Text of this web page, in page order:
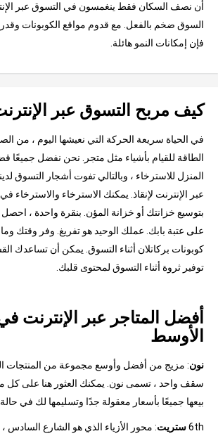
أن نصف السكان فقط ينغمسون في التسوق عبر
السوق ضخم بالفعل. مع قدوم مواقع الكوبونات
فإن إمكانات النمو هائلة.
كيف مربح التسوق عبر
في الحياة سريعة الحركة التي نعيشها اليوم ، من
الطاقة للقيام بأشياء مثل متجر. نحن نفضل جميعًا
المنزل للاسترخاء ، وبالتالي تفوت أشجار التسوق
عبر الإنترنت لإنقاذ. يمكنك الاسترخاء والاسترخاء
بتوسيع خزانتك أو خزانة المؤن. بنقرة واحدة ،
على عتبة بابك. عملك الوحيد هو تفريغ. وفر وقتك
كوبونات بركاتلان أثناء التسوق. يمكن أن تساعدك
توفير ثروة أثناء التسوق لمحتوى قلبك.
أفضل المتاجر عبر الإنترنت
الأوسط
نون: مزيج من أفضل وأوسع مجموعة من المنتجات
سقف واحد ، تسمى نون. يمكنك العثور هنا على كل ما
بيعها جميعًا بأسعار معقولة جدًا وتسليمها لك في حالة
6thستريت: محور الأزياء الذي هو الشارع السادس ،